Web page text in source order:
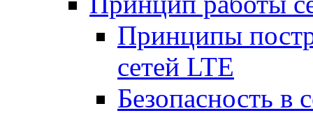
Принципы
сетей LTE
Безопасность в